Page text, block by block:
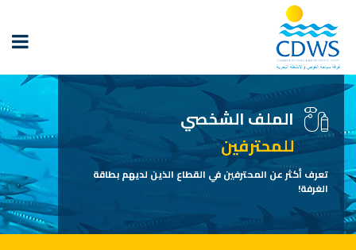
الملف الشخصي
للمحترفين
تعرف أكثر عن المحترفين في القطاع الذين لديهم بطاقة
الغرفة!